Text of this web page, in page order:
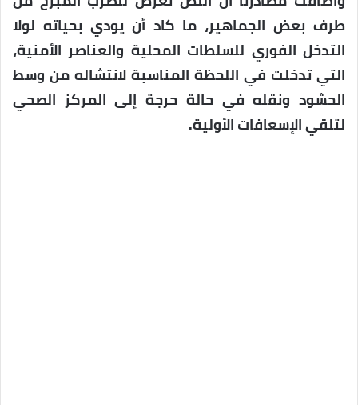
طرف بعض الجماهير، ما كاد أن يودي بحياته لولا
التدخل الفوري للسلطات المحلية والعناصر الأمنية،
التي تدخلت في اللحظة المناسبة لانتشاله من وسط
الحشود ونقله في حالة حرجة إلى المركز الصحي
لتلقي الإسعافات الأولية.